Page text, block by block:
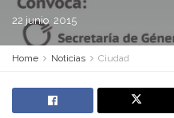
22 junio, 2015
Home Noticias Ciudad